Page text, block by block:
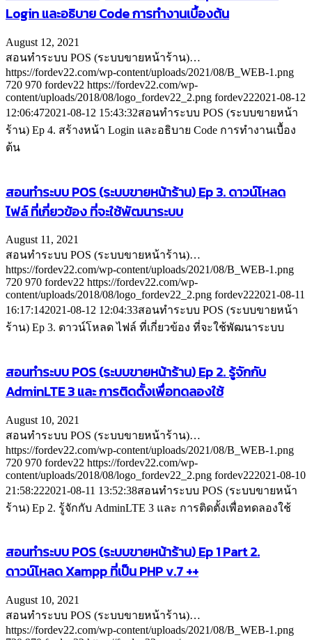
Login และอธิบาย Code การทำงานเบื้องต้น
August 12, 2021
สอนทำระบบ POS (ระบบขายหน้าร้าน)…
https://fordev22.com/wp-content/uploads/2021/08/B_WEB-1.png
720 970 fordev22 https://fordev22.com/wp-
content/uploads/2018/08/logo_fordev22_2.png fordev222021-08-12
12:06:472021-08-12 15:43:32สอนทำระบบ POS (ระบบขายหน้า
ร้าน) Ep 4. สร้างหน้า Login และอธิบาย Code การทำงานเบื้อง
ต้น
สอนทำระบบ POS (ระบบขายหน้าร้าน) Ep 3. ดาวน์โหลด
ไฟล์ ที่เกี่ยวข้อง ที่จะใช้พัฒนาระบบ
August 11, 2021
สอนทำระบบ POS (ระบบขายหน้าร้าน)…
https://fordev22.com/wp-content/uploads/2021/08/B_WEB-1.png
720 970 fordev22 https://fordev22.com/wp-
content/uploads/2018/08/logo_fordev22_2.png fordev222021-08-11
16:17:142021-08-12 12:04:33สอนทำระบบ POS (ระบบขายหน้า
ร้าน) Ep 3. ดาวน์โหลด ไฟล์ ที่เกี่ยวข้อง ที่จะใช้พัฒนาระบบ
สอนทำระบบ POS (ระบบขายหน้าร้าน) Ep 2. รู้จักกับ
AdminLTE 3 และ การติดตั้งเพื่อทดลองใช้
August 10, 2021
สอนทำระบบ POS (ระบบขายหน้าร้าน)…
https://fordev22.com/wp-content/uploads/2021/08/B_WEB-1.png
720 970 fordev22 https://fordev22.com/wp-
content/uploads/2018/08/logo_fordev22_2.png fordev222021-08-10
21:58:222021-08-11 13:52:38สอนทำระบบ POS (ระบบขายหน้า
ร้าน) Ep 2. รู้จักกับ AdminLTE 3 และ การติดตั้งเพื่อทดลองใช้
สอนทำระบบ POS (ระบบขายหน้าร้าน) Ep 1 Part 2.
ดาวน์โหลด Xampp ที่เป็น PHP v.7 ++
August 10, 2021
สอนทำระบบ POS (ระบบขายหน้าร้าน)…
https://fordev22.com/wp-content/uploads/2021/08/B_WEB-1.png